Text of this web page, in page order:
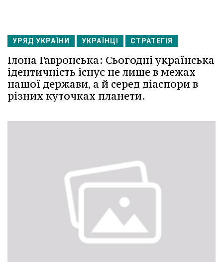
УРЯД УКРАЇНИ УКРАЇНЦІ СТРАТЕГІЯ
Ілона Гавронська: Сьогодні українська
ідентичність існує не лише в межах
нашої держави, а й серед діаспори в
різних куточках планети.